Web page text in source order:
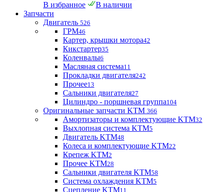
В избранное
В наличии
Запчасти
Двигатель 526
ГРМ46
Картер, крышки мотора42
Кикстартер35
Коленвалы6
Масляная система11
Прокладки двигателя242
Прочее13
Сальники двигателя27
Цилиндро - поршневая группа104
Оригинальные запчасти KTM 366
Амортизаторы и комплектующие KTM32
Выхлопная система KTM5
Двигатель KTM48
Колеса и комплектующие KTM22
Крепеж KTM2
Прочее KTM28
Сальники двигателя KTM58
Система охлаждения KTM5
Сцепление KTM11